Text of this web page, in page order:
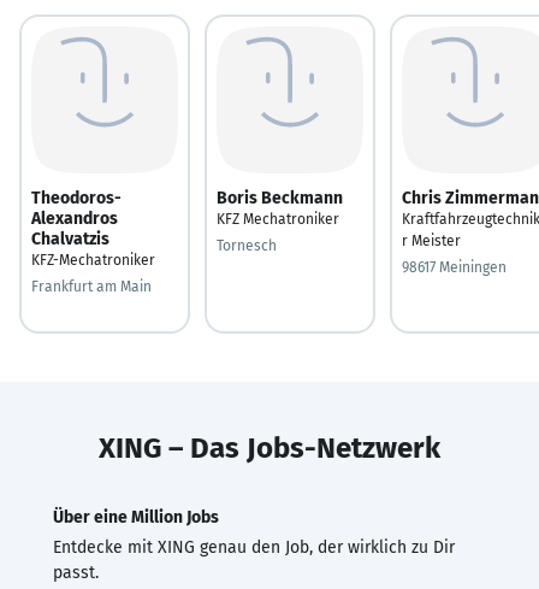
Theodoros-
Alexandros
Chalvatzis
KFZ-Mechatroniker
Frankfurt am Main
Boris Beckmann
KFZ Mechatroniker
Tornesch
Chris
r Meister
98617 Meiningen
XING – Das Jobs-Netzwerk
Über eine Million Jobs
Entdecke mit XING genau den Job, der wirklich zu Dir
passt.